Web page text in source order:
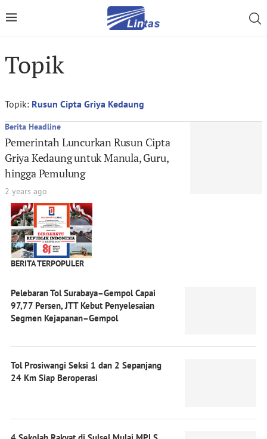
Topik
Topik: Rusun Cipta Griya Kedaung
Berita Headline
Pemerintah Luncurkan Rusun Cipta
Griya Kedaung untuk Manula, Guru,
hingga Pemulung
2 years ago
BERITA TERPOPULER
Pelebaran Tol Surabaya–Gempol Capai
97,77 Persen, JTT Kebut Penyelesaian
Segmen Kejapanan–Gempol
Tol Prosiwangi Seksi 1 dan 2 Sepanjang
24 Km Siap Beroperasi